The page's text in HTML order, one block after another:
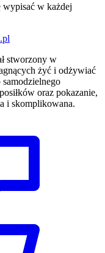
wypisać w każdej
stworzony w
żyć i odżywiać
samodzielnego
oraz pokazanie,
i skomplikowana.